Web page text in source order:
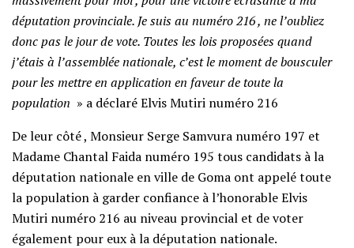
députation provinciale. Je suis au numéro 216 , ne l’oubliez
donc pas le jour de vote. Toutes les lois proposées quand
j’étais à l’assemblée nationale, c’est le moment de bousculer
pour les mettre en application en faveur de toute la
population » a déclaré Elvis Mutiri numéro 216
De leur côté , Monsieur Serge Samvura numéro 197 et
Madame Chantal Faida numéro 195 tous candidats à la
députation nationale en ville de Goma ont appelé toute
la population à garder confiance à l’honorable Elvis
Mutiri numéro 216 au niveau provincial et de voter
également pour eux à la députation nationale.